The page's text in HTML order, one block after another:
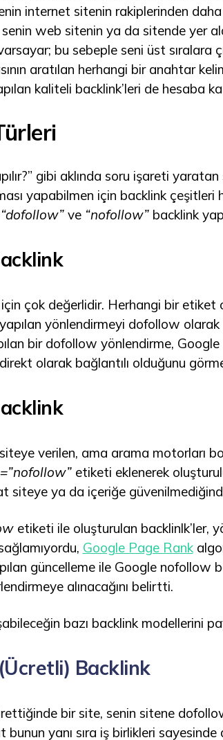
internet sitenin rakiplerinden
web sitenin ya da sitende yer
bu sebeple seni üst sıralara
aratılan herhangi bir anahtar
kaliteli backlink’leri de hesaba
gibi aklında soru işareti
yapabilmen için backlink çeşitleri
“dofollow”ve “nofollow”backlink
çok değerlidir. Herhangi bir etiket
yönlendirmeyi dofollow olarak
bir dofollow yönlendirme,
olarak bağlantılı olduğunu
verilen, ama arama motorları
etiketi eklenerek
siteye ya da içeriğe güvenilmediğinde
etiketi ile oluşturulan backlinlk’ler,
Google Page Rank
güncelleme ile Google nofollow
alınacağını belirtti.
bazı backlink modellerini
Backlink
bir site, senin sitene
yanı sıra iş birlikleri sayesinde